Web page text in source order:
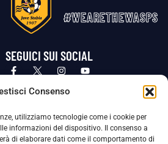
Consenso
utilizziamo tecnologie come i cookie per
informazioni del dispositivo. Il consenso a
di elaborare dati come il comportamento di
#WEARETHEWASPS
SEGUICI SUI SOCIAL
Policy Cookie Policy
dei Dati Personali (DPO), figura specializzata che vigila sulle modalità
Società per tutelare i Suoi dati personali.